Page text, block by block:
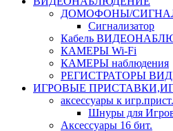
ДОМОФОНЫ/
Сигнализатор
Кабель
КАМЕРЫ Wi-Fi
КАМЕРЫ наблюдения
РЕГИСТРАТОРЫ
ИГРОВЫЕ
аксесcуары к
Шнуры для
Аксессуары 16 бит.